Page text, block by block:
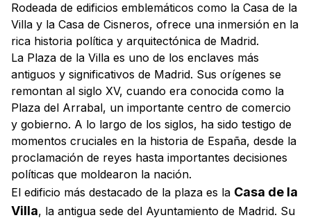
Rodeada de edificios emblemáticos como la Casa de la
Villa y la Casa de Cisneros, ofrece una inmersión en la
rica historia política y arquitectónica de Madrid.
La Plaza de la Villa es uno de los enclaves más
antiguos y significativos de Madrid. Sus orígenes se
remontan al siglo XV, cuando era conocida como la
Plaza del Arrabal, un importante centro de comercio
y gobierno. A lo largo de los siglos, ha sido testigo de
momentos cruciales en la historia de España, desde la
proclamación de reyes hasta importantes decisiones
políticas que moldearon la nación.
El edificio más destacado de la plaza es la Casa de la
Villa, la antigua sede del Ayuntamiento de Madrid. Su